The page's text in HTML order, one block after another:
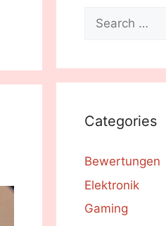
Search
for:
Categories
Bewertungen
Elektronik
Gaming